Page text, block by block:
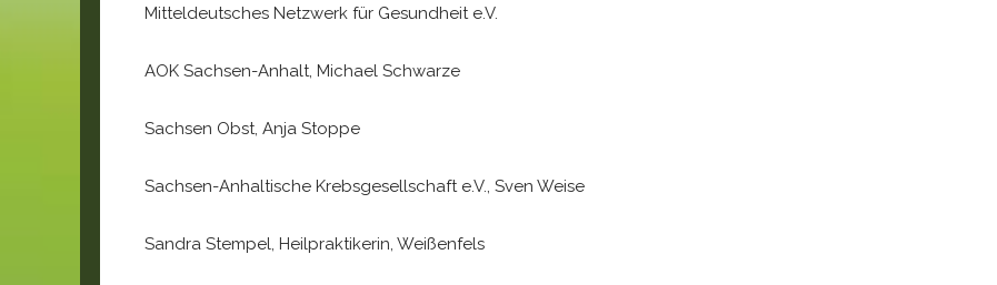
Mitteldeutsches Netzwerk für Gesundheit e.V.
AOK Sachsen-Anhalt, Michael Schwarze
Sachsen Obst, Anja Stoppe
Sachsen-Anhaltische Krebsgesellschaft e.V., Sven Weise
Sandra Stempel, Heilpraktikerin, Weißenfels